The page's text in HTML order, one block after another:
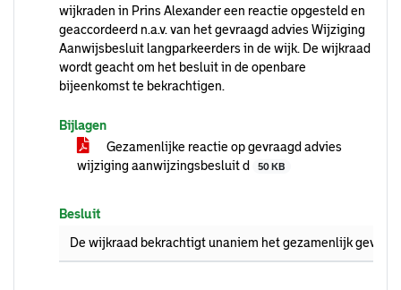
wijkraden in Prins Alexander een reactie opgesteld en
geaccordeerd n.a.v. van het gevraagd advies Wijziging
Aanwijsbesluit langparkeerders in de wijk. De wijkraad
wordt geacht om het besluit in de openbare
bijeenkomst te bekrachtigen.
Bijlagen
Gezamenlijke reactie op gevraagd advies
wijziging aanwijzingsbesluit d
50 KB
Besluit
De wijkraad bekrachtigt unaniem het gezamenlijk